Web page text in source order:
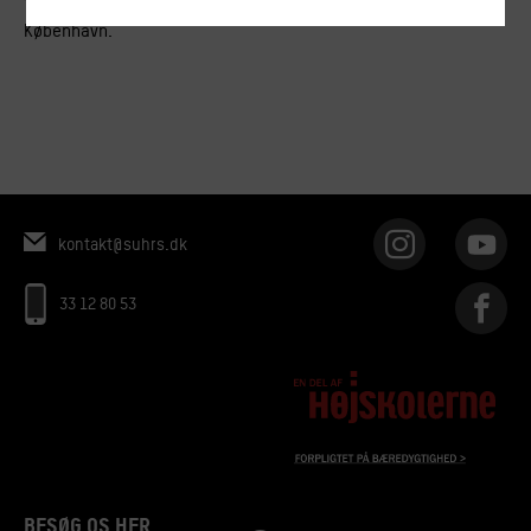
Tid og sted:Kl. 18.00, Rødder, Pladefabrikken Bispevej 4A,
København.
kontakt@suhrs.dk
33 12 80 53
BESØG OS HER